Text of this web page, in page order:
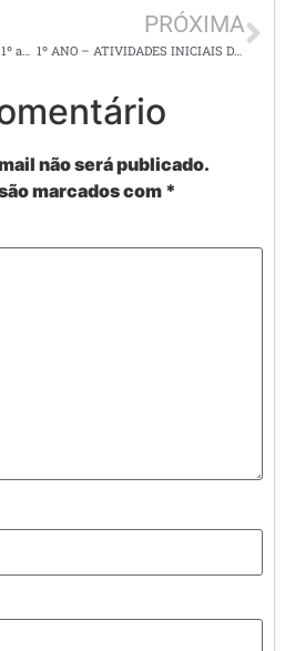
Atividades Pedagógicas para 1º ano de acordo as habilidades da BNCC
PRÓXIMA
1º ANO – ATIVIDADES INICIAIS DE GEOGRAFIA
não será publicado.
marcados com *